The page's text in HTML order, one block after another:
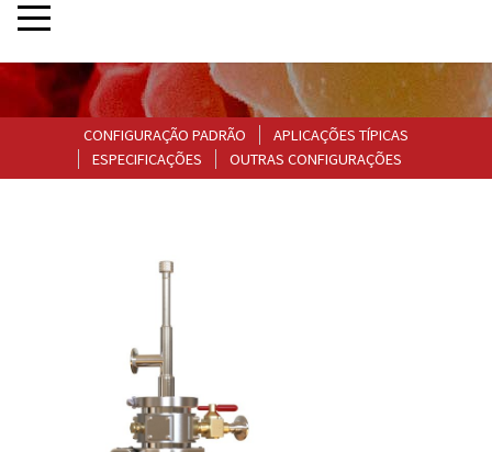
CONFIGURAÇÃO PADRÃO
APLICAÇÕES TÍPICAS
ESPECIFICAÇÕES
OUTRAS CONFIGURAÇÕES